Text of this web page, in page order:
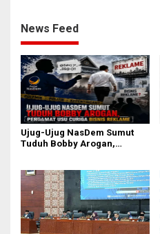
News Feed
Ujug-Ujug NasDem Sumut
Tuduh Bobby Arogan,